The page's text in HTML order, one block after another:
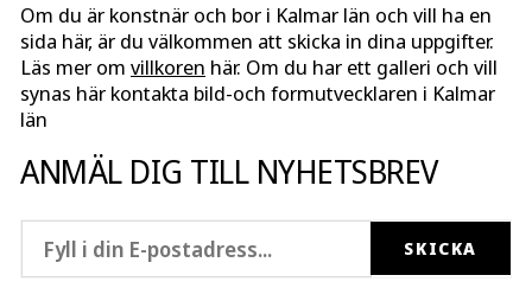
Om du är konstnär och bor i Kalmar län och vill ha en
sida här, är du välkommen att skicka in dina uppgifter.
Läs mer om villkoren här. Om du har ett galleri och vill
synas här kontakta bild-och formutvecklaren i Kalmar
län
ANMÄL DIG TILL NYHETSBREV